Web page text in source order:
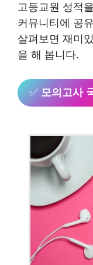
고등교원 성적
커뮤니티에 공
살펴보면 재미
을 해 봅니다.
✅ 모의고사